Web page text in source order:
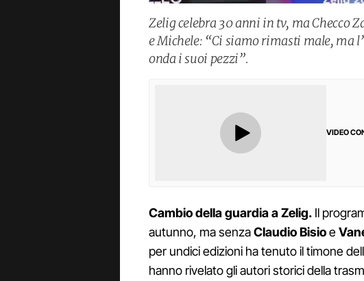
Zelig celebra 30 anni in tv, ma Checco
e Michele: “Ci siamo rimasti male, ma
onda i suoi pezzi”.
VIDEO
Cambio della guardia a Zelig. Il
autunno, ma senzaClaudioBisioe
per undici edizioni ha tenuto il timone
hanno rivelato gli autori storici della